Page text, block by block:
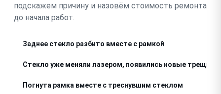
подскажем причину и назовём стоимость ремонта
до начала работ.
Заднее стекло разбито вместе с рамкой
Стекло уже меняли лазером, появились новые трещины
Погнута рамка вместе с треснувшим стеклом